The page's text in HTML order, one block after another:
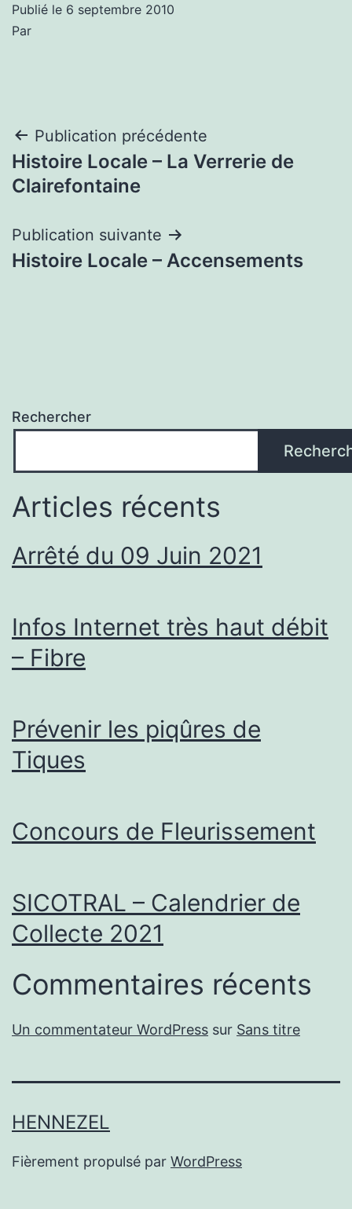
Publié le 6 septembre 2010
Par
Navigation
de
Publication précédente
Histoire Locale – La Verrerie de
Clairefontaine
Publication suivante
Histoire Locale – Accensements
Rechercher
Articles récents
Arrêté du 09 Juin 2021
Infos Internet très haut débit
– Fibre
Prévenir les piqûres de
Tiques
Concours de Fleurissement
SICOTRAL – Calendrier de
Collecte 2021
Commentaires récents
Un commentateur WordPress sur Sans titre
HENNEZEL
Fièrement propulsé par WordPress